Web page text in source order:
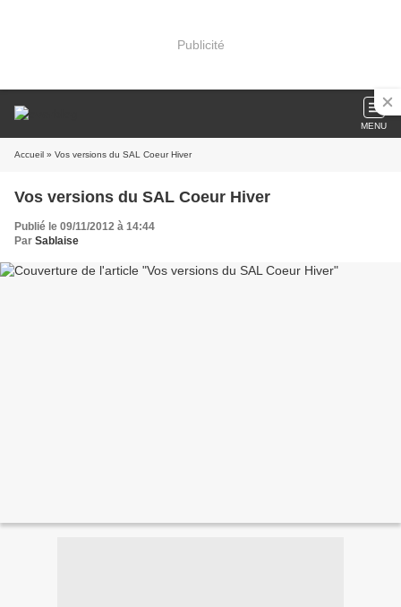
Publicité
MENU
Accueil » Vos versions du SAL Coeur Hiver
Vos versions du SAL Coeur Hiver
Publié le 09/11/2012 à 14:44
Par Sablaise